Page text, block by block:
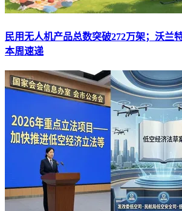
民用无人机产品总数突破272万架；沃兰
本周速递